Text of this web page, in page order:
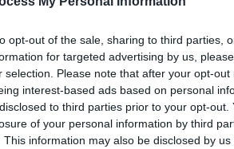
opt-out of the sale, sharing to third parties,
for targeted advertising by us,
selection. Please note that after your opt-
interest-based ads based on personal
to third parties prior to your opt-
of your personal information by third
This information may also be disclosed by
το ΕΘΝΟΣ στη Google